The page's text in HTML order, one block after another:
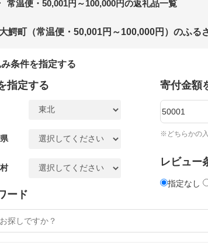
常温便・50,001円～100,000円の返礼品一覧
鰐町（常温便・50,001円～100,000円）のふる
条件を指定する
指定する 寄付金額
※どちらかの
レビュー
指定なし
ード